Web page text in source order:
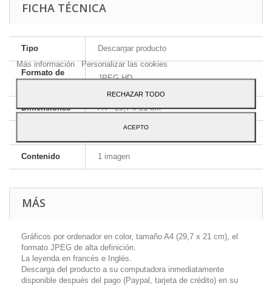
FICHA TÉCNICA
Tipo Descargar producto
Formato de
JPEG HD
Dimensiones A4 - 29,7 x 21 cm
Inglés y francés
Contenido 1 imagen
MÁS
Gráficos por ordenador en color, tamaño A4 (29,7 x 21 cm), el
formato JPEG de alta definición.
La leyenda en francés e Inglés.
Descarga del producto a su computadora inmediatamente
disponible después del pago (Paypal, tarjeta de crédito) en su
preferencias mediante el análisis de sus hábitos de navegación.
Para dar su consentimiento sobre su uso pulse el botón Acepto.
Más información Personalizar las cookies
RECHAZAR TODO
ACEPTO